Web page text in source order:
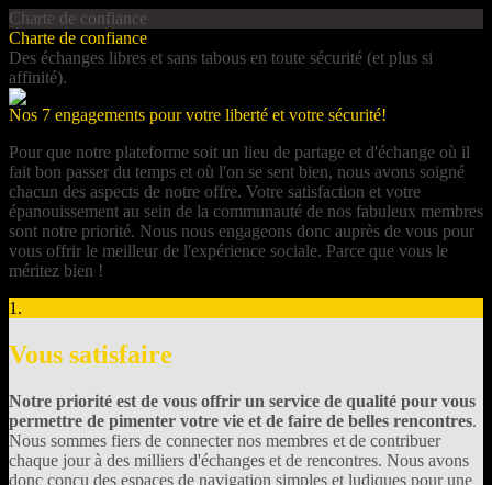
Charte de confiance
Charte de confiance
Des échanges libres et sans tabous en toute sécurité (et plus si
affinité).
Nos 7 engagements pour votre liberté et votre sécurité!
Pour que notre plateforme soit un lieu de partage et d'échange où il
fait bon passer du temps et où l'on se sent bien, nous avons soigné
chacun des aspects de notre offre. Votre satisfaction et votre
épanouissement au sein de la communauté de nos fabuleux membres
sont notre priorité. Nous nous engageons donc auprès de vous pour
vous offrir le meilleur de l'expérience sociale. Parce que vous le
méritez bien !
1.
Vous satisfaire
Notre priorité est de vous offrir un service de qualité pour vous
permettre de pimenter votre vie et de faire de belles rencontres.
Nous sommes fiers de connecter nos membres et de contribuer
chaque jour à des milliers d'échanges et de rencontres. Nous avons
donc conçu des espaces de navigation simples et ludiques pour une